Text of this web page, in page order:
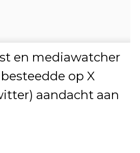
en mediawatcher
besteedde op X
aandacht aan